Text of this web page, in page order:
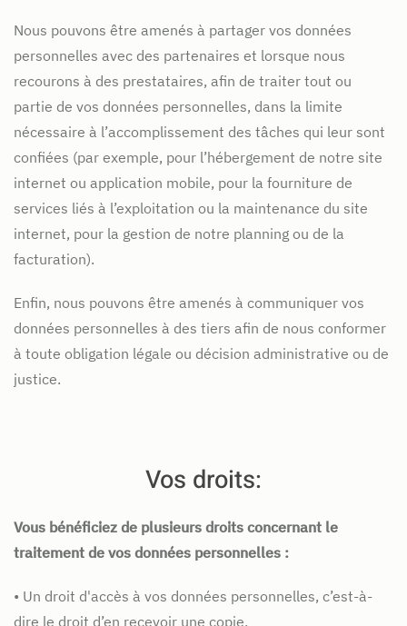
Nous pouvons être amenés à partager vos données
personnelles avec des partenaires et lorsque nous
recourons à des prestataires, afin de traiter tout ou
partie de vos données personnelles, dans la limite
nécessaire à l’accomplissement des tâches qui leur sont
confiées (par exemple, pour l’hébergement de notre site
internet ou application mobile, pour la fourniture de
services liés à l’exploitation ou la maintenance du site
internet, pour la gestion de notre planning ou de la
facturation).
Enfin, nous pouvons être amenés à communiquer vos
données personnelles à des tiers afin de nous conformer
à toute obligation légale ou décision administrative ou de
justice.
Vos droits:
Vous bénéficiez de plusieurs droits concernant le
traitement de vos données personnelles :
• Un droit d'accès à vos données personnelles, c’est-à-
dire le droit d’en recevoir une copie,